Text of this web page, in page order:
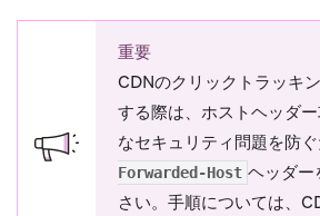
重要
CDNのクリックトラッキ
する際は、ホストヘッダ
なセキュリティ問題を防ぐ
Forwarded-Host ヘッダー
さい。手順については、